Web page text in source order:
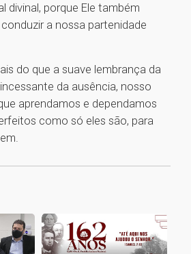
divinal, porque Ele também
a nossa partenidade
do que a suave lembrança da
da ausência, nosso
aprendamos e dependamos
como só eles são, para